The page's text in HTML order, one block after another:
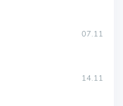
07.11
14.11